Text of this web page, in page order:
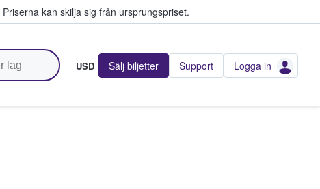
Priserna kan skilja sig från ursprungspriset.
USD Sälj biljetter Support Logga in